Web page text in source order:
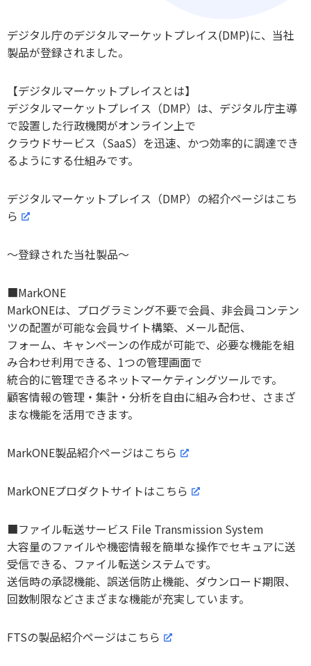
デジタル庁のデジタルマーケットプレイス(DMP)に、当社
製品が登録されました。
【デジタルマーケットプレイスとは】
デジタルマーケットプレイス（DMP）は、デジタル庁主導
で設置した行政機関がオンライン上で
クラウドサービス（SaaS）を迅速、かつ効率的に調達でき
るようにする仕組みです。
デジタルマーケットプレイス（DMP）の紹介ページはこち
ら
～登録された当社製品～
■MarkONE
MarkONEは、プログラミング不要で会員、非会員コンテン
ツの配置が可能な会員サイト構築、メール配信、
フォーム、キャンペーンの作成が可能で、必要な機能を組
み合わせ利用できる、1つの管理画面で
統合的に管理できるネットマーケティングツールです。
顧客情報の管理・集計・分析を自由に組み合わせ、さまざ
まな機能を活用できます。
MarkONE製品紹介ページはこちら
MarkONEプロダクトサイトはこちら
■ファイル転送サービス File Transmission System
大容量のファイルや機密情報を簡単な操作でセキュアに送
受信できる、ファイル転送システムです。
送信時の承認機能、誤送信防止機能、ダウンロード期限、
回数制限などさまざまな機能が充実しています。
FTSの製品紹介ページはこちら